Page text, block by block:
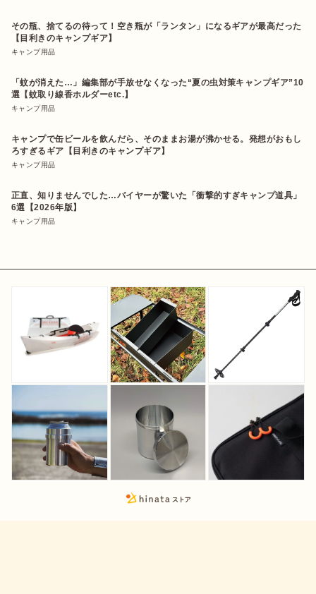
その瓶、捨てるの待って！空き瓶が「ランタン」になるギアが最高だった
【目利きのキャンプギア】
キャンプ用品
「蚊が消えた…」編集部が手放せなくなった“夏の虫対策キャンプギア”10
選【蚊取り線香ホルダーetc.】
キャンプ用品
キャンプで缶ビールを飲んだら、そのままお湯が沸かせる。発想がおもし
ろすぎるギア【目利きのキャンプギア】
キャンプ用品
正直、知りませんでした…バイヤーが驚いた「衝撃的すぎキャンプ道具」
6選【2026年版】
キャンプ用品